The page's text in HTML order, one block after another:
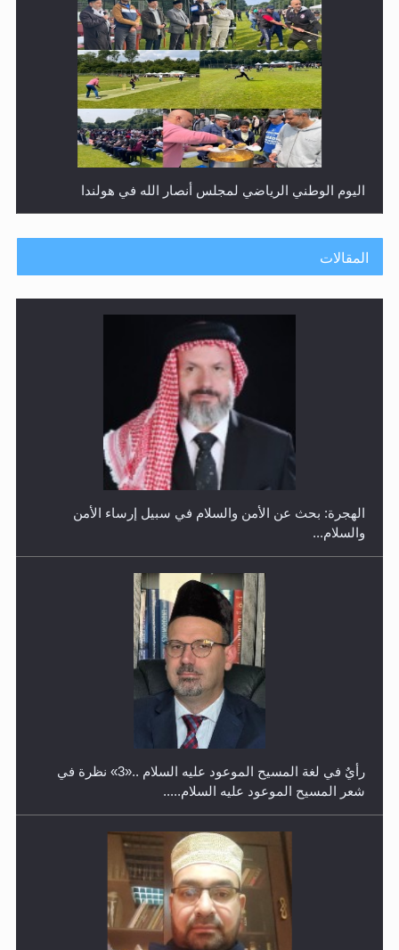
إتمام حفظ القرآن الكريم لثلاثة طلاب من مدرسة الحفظ في
غانا
حفل توزيع الشهادات في الجامعة الأحمدية بنيجيريا لعام
معرض القرآن الكريم لمدة ثلاثين يوما في مكتبة مدينة
ريهيماكي في فنلند
المقالات
رأيٌ في لغة المسيح الموعود عليه السلام ..«3» نظرة في
شعر المسيح الموعود عليه السلام.....
**الحصن الحصين من وساوس المعارضين ...**...